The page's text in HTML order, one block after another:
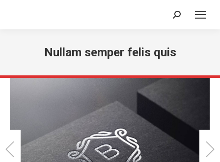
Search:
Nullam semper felis quis